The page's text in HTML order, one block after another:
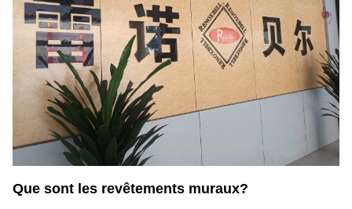
Que sont les revêtements muraux?